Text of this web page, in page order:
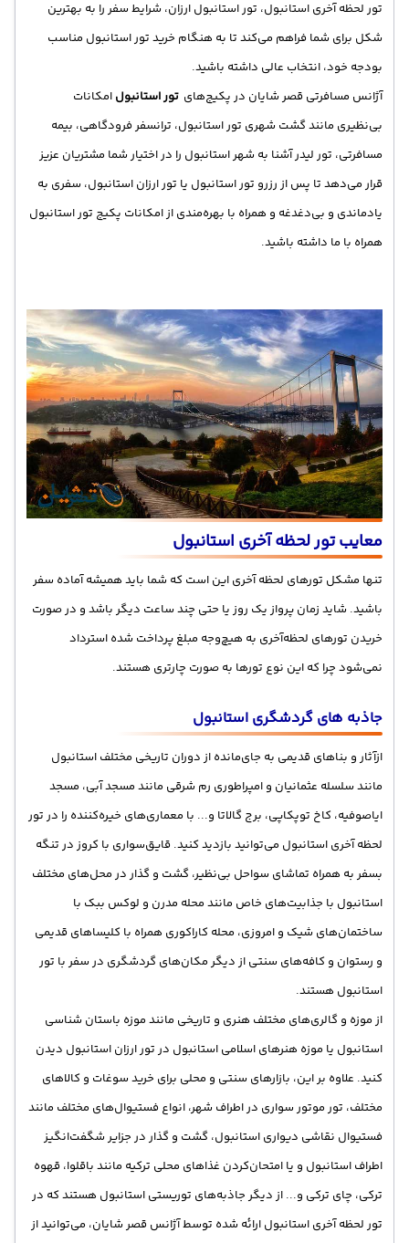
تور لحظه آخری استانبول، تور استانبول ارزان، شرایط سفر را به بهترین
شکل برای شما فراهم می‌کند تا به هنگام خرید تور استانبول مناسب
بودجه خود، انتخاب عالی داشته باشید.
آژانس مسافرتی قصر شایان در پکیج‌هایتور استانبولامکانات
بی‌نظیری مانند گشت شهری تور استانبول، ترانسفر فرودگاهی، بیمه
مسافرتی، تور لیدر آشنا به شهر استانبول را در اختیار شما مشتریان عزیز
قرار می‌دهد تا پس از رزرو تور استانبول یا تور ارزان استانبول، سفری به
یادماندی و بی‌دغدغه و همراه با بهره‌مندی از امکانات پکیج تور استانبول
همراه با ما داشته باشید.
معایب تور لحظه آخری استانبول
تنها مشکل تورهای لحظه آخری این است که شما باید همیشه آماده سفر
باشید. شاید زمان پرواز یک روز یا حتی چند ساعت دیگر باشد و در صورت
خریدن تورهای لحظه‌آخری به هیچ‌وجه مبلغ پرداخت شده استرداد
نمی‌شود چرا که این نوع تورها به صورت چارتری هستند.
جاذبه های گردشگری استانبول
ازآثار و بناهای قدیمی به جای‌مانده از دوران تاریخی مختلف استانبول
مانند سلسله عثمانیان و امپراطوری رم شرقی مانند مسجد آبی، مسجد
ایاصوفیه، کاخ توپکاپی، برج گالاتا و... با معماری‌های خیره‌کننده را در تور
لحظه آخری استانبول می‌توانید بازدید کنید. قایق‌سواری با کروز در تنگه
بسفر به همراه تماشای سواحل بی‌نظیر، گشت و گذار در محل‌های مختلف
استانبول با جذابیت‌های خاص مانند محله مدرن و لوکس ببک با
ساختمان‌های شیک و امروزی، محله کاراکوری همراه با کلیساهای قدیمی
و رستوان و کافه‌های سنتی از دیگر مکان‌های گردشگری در سفر با تور
استانبول هستند.
از موزه و گالری‌های مختلف هنری و تاریخی مانند موزه باستان شناسی
استانبول یا موزه هنرهای اسلامی استانبول در تور ارزان استانبول دیدن
کنید. علاوه بر این، بازارهای سنتی و محلی برای خرید سوغات و کالاهای
مختلف، تور موتور سواری در اطراف شهر، انواع فستیوال‌های مختلف مانند
فستیوال نقاشی دیواری استانبول، گشت و گذار در جزایر شگفت‌انگیز
اطراف استانبول و یا امتحان‌کردن غذاهای محلی ترکیه مانند باقلوا، قهوه
ترکی، چای ترکی و... از دیگر جاذبه‌های توریستی استانبول هستند که در
تور لحظه آخری استانبول ارائه شده توسط آژانس قصر شایان، می‌توانید از